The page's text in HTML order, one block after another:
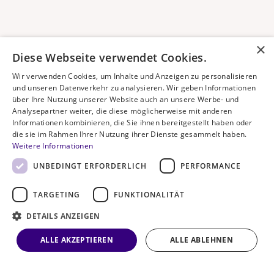
×
Diese Webseite verwendet Cookies.
Wir verwenden Cookies, um Inhalte und Anzeigen zu personalisieren
und unseren Datenverkehr zu analysieren. Wir geben Informationen
über Ihre Nutzung unserer Website auch an unsere Werbe- und
Analysepartner weiter, die diese möglicherweise mit anderen
Informationen kombinieren, die Sie ihnen bereitgestellt haben oder
die sie im Rahmen Ihrer Nutzung ihrer Dienste gesammelt haben.
Weitere Informationen
UNBEDINGT ERFORDERLICH
PERFORMANCE
TARGETING FUNKTIONALITÄT
DETAILS ANZEIGEN
ALLE AKZEPTIEREN ALLE ABLEHNEN